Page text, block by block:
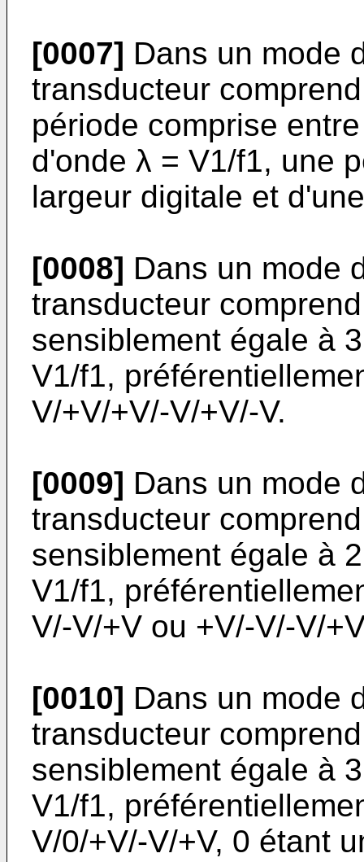
[0007] Dans un mode
transducteur
période comprise
d'onde λ = V1/f1, une
largeur digitale et
[0008] Dans un mode
transducteur
sensiblement égale à
V1/f1,
V/+V/+V/-V/+V/-V.
[0009] Dans un mode
transducteur
sensiblement égale à
V1/f1,
V/-V/+V ou +V/-V/-V/
[0010] Dans un mode
transducteur
sensiblement égale à
V1/f1,
V/0/+V/-V/+V, 0 étant